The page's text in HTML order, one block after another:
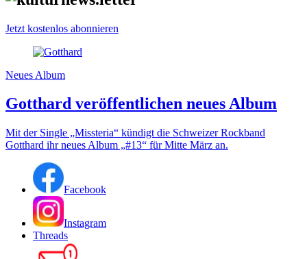
Jetzt kostenlos abonnieren
Neues Album
Gotthard veröffentlichen neues Album
Mit der Single „Missteria“ kündigt die Schweizer Rockband
Gotthard ihr neues Album „#13“ für Mitte März an.
Facebook
Instagram
Threads